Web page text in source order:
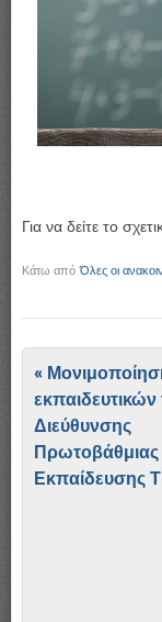
Για να δείτε το
Κάτω απόΌλες οι
Πλοήγηση
«
εκπαιδευτικών
Διεύθυνσης
Πρωτοβάθμιας
Εκπαίδευσης